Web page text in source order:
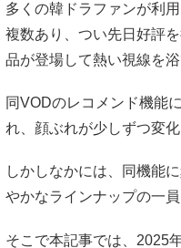
多くの韓ドラファンが利
複数あり、つい先日好評
品が登場して熱い視線を
同VODのレコメンド機能
れ、顔ぶれが少しずつ変化
しかしなかには、同機能
やかなラインナップの一
そこで本記事では、2025